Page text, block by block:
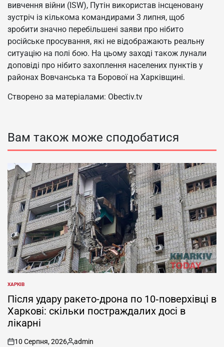
вивчення війни (ISW), Путін використав інсценовану
зустріч із кількома командирами 3 липня, щоб
зробити значно перебільшені заяви про нібито
російське просування, які не відображають реальну
ситуацію на полі бою. На цьому заході також лунали
доповіді про нібито захоплення населених пунктів у
районах Вовчанська та Борової на Харківщині.
Створено за матеріалами: Obectiv.tv
Вам також може сподобатися
ОПУБЛІКУВАТИ
У
ХАРКІВ
Після удару ракето-дрона по 10‑поверхівці в
Харкові: скільки постраждалих досі в
лікарні
10 Серпня, 2026 admin